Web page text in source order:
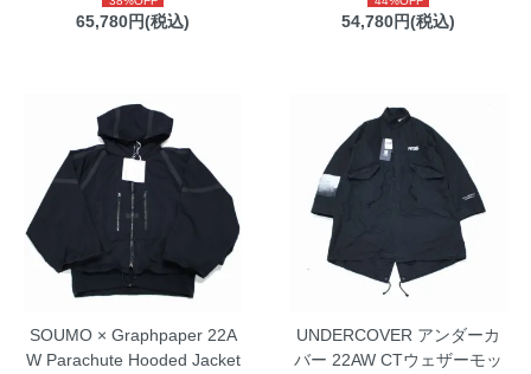
65,780円(税込) 54,780円(税込)
SOUMO × Graphpaper 22A
W Parachute Hooded Jacket
UNDERCOVER アンダーカ
バー 22AW CTウェザーモッ